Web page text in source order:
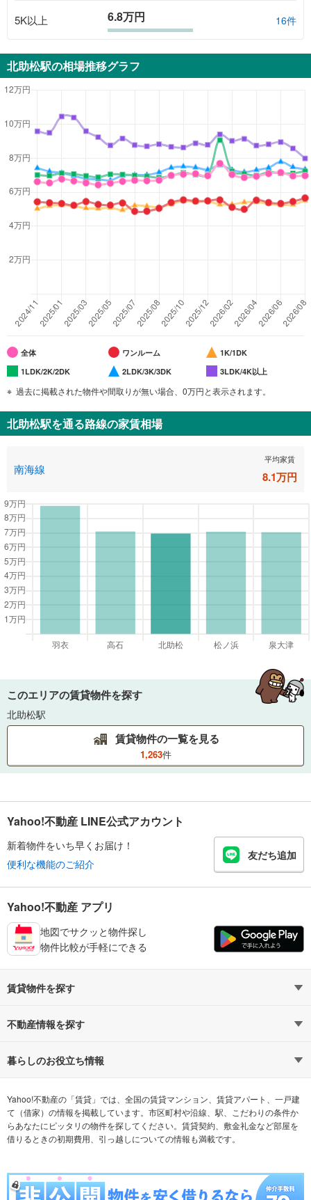
5K以上 6.8万円 16件
北助松駅の相場推移グラフ
全体 ワンルーム
1K/1DK
1LDK/2K/2DK
2LDK/3K/3DK 3LDK/4K以上
過去に掲載された物件や間取りが無い場合、0万円と表示されます。
北助松駅を通る路線の家賃相場
南海線
平均家賃
8.1万円
このエリアの賃貸物件を探す
北助松駅
賃貸物件の一覧を見る
1,263件
Yahoo!不動産 LINE公式アカウント
新着物件をいち早くお届け！
便利な機能のご紹介
友だち追加
Yahoo!不動産 アプリ
地図でサクッと物件探し
物件比較が手軽にできる
賃貸物件を探す
路線・駅から探す
通勤時間から探す
不動産会社から探す 希望の条件から探す
テーマから探す ランキングから探す
不動産情報を探す
不動産・住宅
新築マンション 中古マンション
新築一戸建て 中古一戸建て
注文住宅 土地
暮らしのお役立ち情報
マンションカタログ 教えて！住まいの先生
Yahoo!不動産の「賃貸」では、全国の賃貸マンション、賃貸アパート、一戸建
て（借家）の情報を掲載しています。市区町村や沿線、駅、こだわりの条件か
らあなたにピッタリの物件を探してください。賃貸契約、敷金礼金など部屋を
借りるときの初期費用、引っ越しについての情報も満載です。